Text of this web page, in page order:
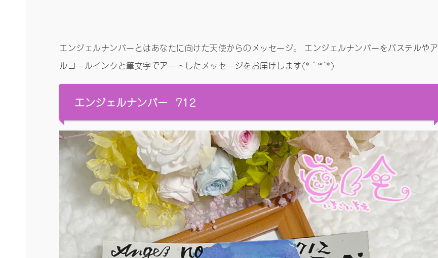
エンジェルナンバーとはあなたに向けた天使からのメッセージ。 エンジェルナンバーをパステルやア
ルコールインクと筆文字でアートしたメッセージをお届けします(*´꒳`*)
エンジェルナンバー 712